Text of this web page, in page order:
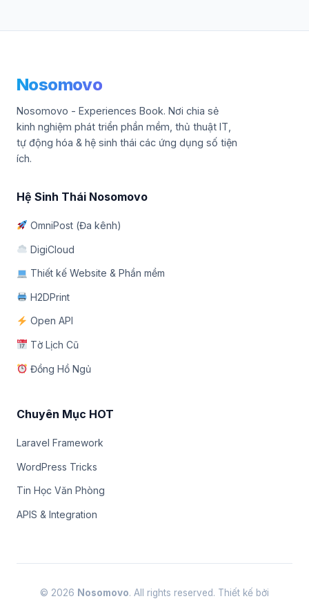
Nosomovo
Nosomovo - Experiences Book. Nơi chia sẻ
kinh nghiệm phát triển phần mềm, thủ thuật IT,
tự động hóa & hệ sinh thái các ứng dụng số tiện
ích.
Hệ Sinh Thái Nosomovo
OmniPost (Đa kênh)
DigiCloud
Thiết kế Website & Phần mềm
H2DPrint
Open API
Tờ Lịch Cũ
Đồng Hồ Ngủ
Chuyên Mục HOT
Laravel Framework
WordPress Tricks
Tin Học Văn Phòng
APIS & Integration
© 2026 Nosomovo. All rights reserved. Thiết kế bởi